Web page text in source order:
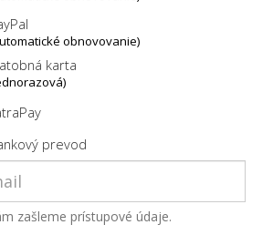
obnovovanie)
karta
prevod
zašleme prístupové údaje.